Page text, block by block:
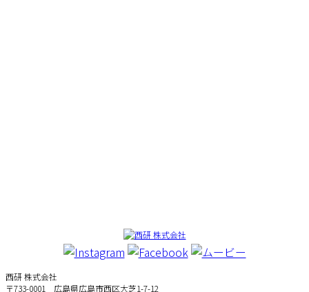
西研 株式会社
〒733-0001 広島県広島市西区大芝1-7-12